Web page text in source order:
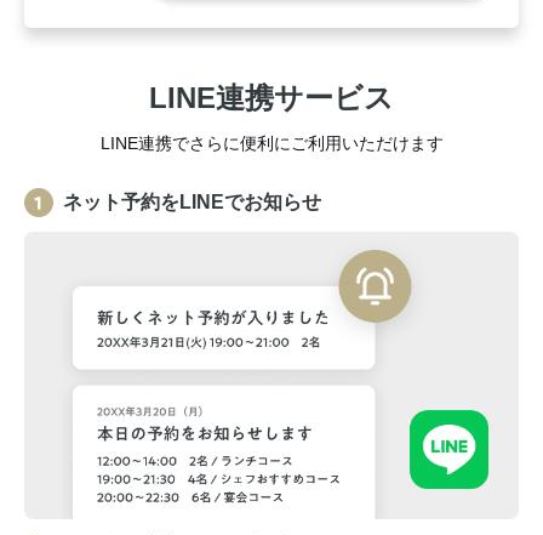
LINE連携サービス
LINE連携でさらに便利にご利用いただけます
ネット予約をLINEでお知らせ